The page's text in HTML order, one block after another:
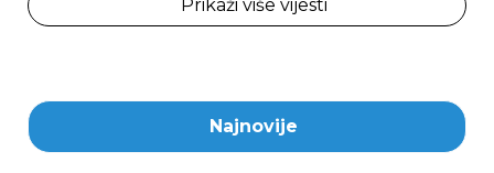
Prikaži više vijesti
Najnovije